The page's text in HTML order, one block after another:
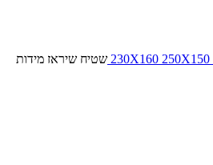
230X160 250X150
שטיח שיראז מידות